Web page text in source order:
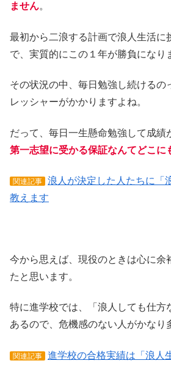
ません。
最初から二浪する計画で浪人生活に
で、実質的にこの１年が勝負になり
その状況の中、毎日勉強し続けるの
レッシャーがかかりますよね。
だって、毎日一生懸命勉強して成績
第一志望に受かる保証なんてどこに
関連記事
浪人が決定した人たちに「
教えます
今から思えば、現役のときは心に余
たと思います。
特に進学校では、「浪人しても仕方
あるので、危機感のない人がかなり
関連記事
進学校の合格実績は「浪人